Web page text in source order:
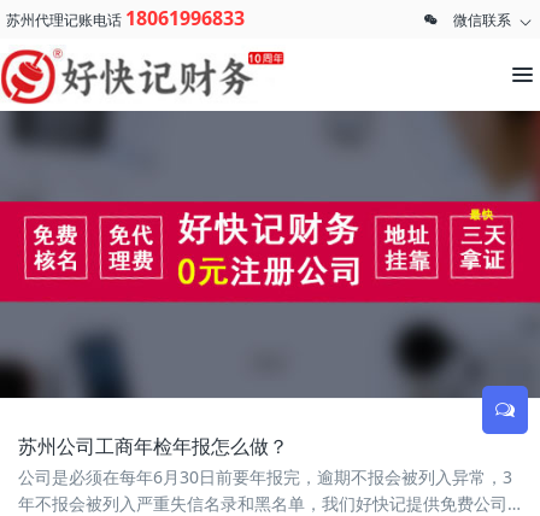
苏州代理记账电话 18061996833 微信联系
苏州公司工商年检年报怎么做？
公司是必须在每年6月30日前要年报完，逾期不报会被列入异常，3
年不报会被列入严重失信名录和黑名单，我们好快记提供免费公司